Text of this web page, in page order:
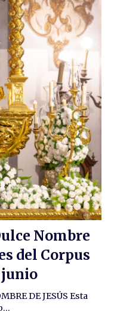
Nombre
del Corpus
junio
DE JESÚS Esta